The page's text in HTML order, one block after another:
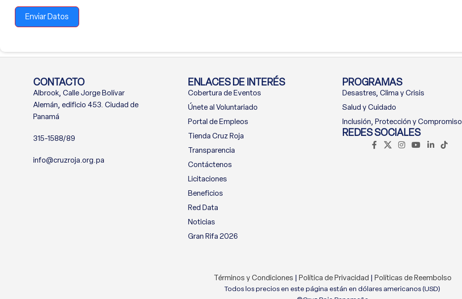
Enviar Datos
CONTACTO
Albrook, Calle Jorge Bolívar
Alemán, edificio 453. Ciudad de
Panamá
315-1588/89
info@cruzroja.org.pa
ENLACES DE INTERÉS
Cobertura de Eventos
Únete al Voluntariado
Portal de Empleos
Tienda Cruz Roja
Transparencia
Contáctenos
Licitaciones
Beneficios
Red Data
Noticias
Gran Rifa 2026
PROGRAMAS
Desastres, Clima y Crisis
Salud y Cuidado
Inclusión, Protección y Compromiso
REDES SOCIALES
Términos y Condiciones | Política de Privacidad | Políticas de Reembolso
Todos los precios en este página están en dólares americanos (USD)